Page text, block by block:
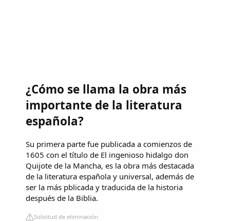
¿Cómo se llama la obra más
importante de la literatura
española?
Su primera parte fue publicada a comienzos de
1605 con el título de El ingenioso hidalgo don
Quijote de la Mancha, es la obra más destacada
de la literatura española y universal, además de
ser la más pblicada y traducida de la historia
después de la Biblia.
Solicitud de eliminación